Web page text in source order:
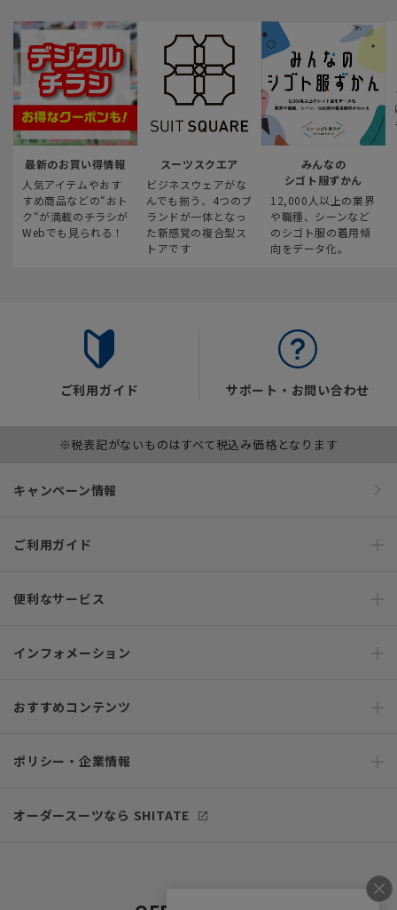
最新のお買い得情報
人気アイテムやおす
すめ商品などの“おト
ク“が満載のチラシが
Webでも見られる！
スーツスクエア
ビジネスウェアがな
んでも揃う、4つのブ
ランドが一体となっ
た新感覚の複合型ス
トアです
みんなの
シゴト服ずかん
12,000人以上の業界
や職種、シーンなど
のシゴト服の着用傾
向をデータ化。
ご利用ガイド サポート・お問い合わせ
※税表記がないものはすべて税込み価格となります
キャンペーン情報
ご利用ガイド
便利なサービス
インフォメーション
おすすめコンテンツ
ポリシー・企業情報
オーダースーツなら SHITATE